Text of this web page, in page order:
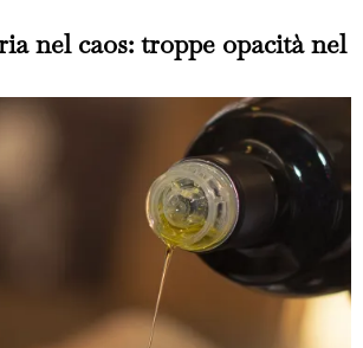
nel caos: troppe opacità nel